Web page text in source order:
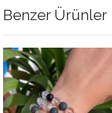
Benzer Ürünler